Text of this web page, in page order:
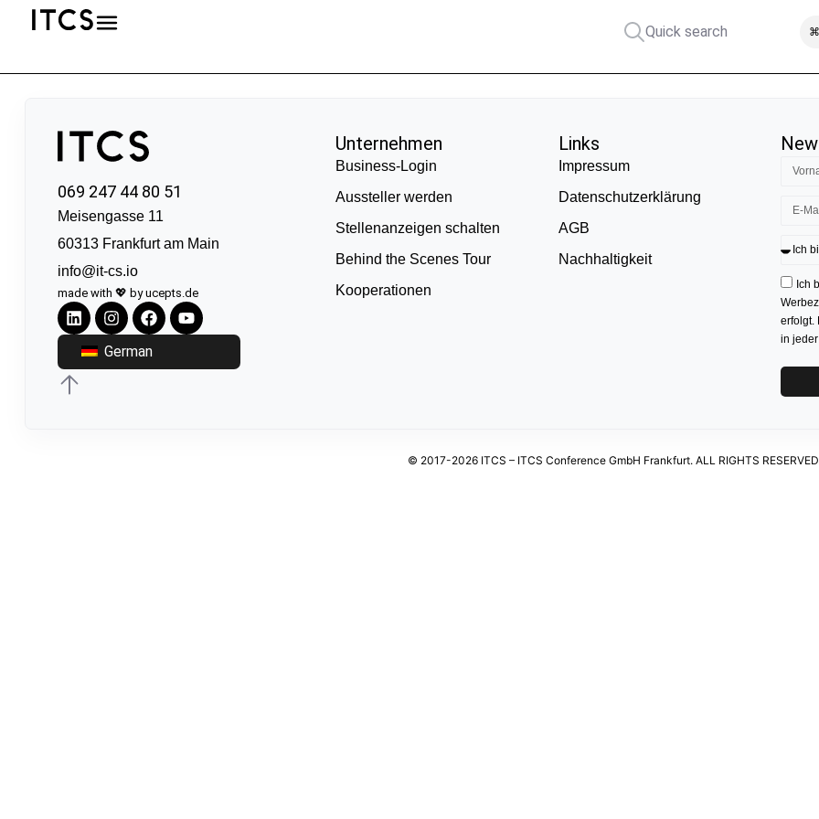
Quick search
069 247 44 80 51
Meisengasse 11
60313 Frankfurt am Main
info@it-cs.io
made with 💖 by ucepts.de
German
Unternehmen
Business-Login
Aussteller werden
Stellenanzeigen schalten
Behind the Scenes Tour
Kooperationen
Links
Impressum
Datenschutzerklärung
AGB
Nachhaltigkeit
Ich
erfolgt.
in
© 2017-2026 ITCS – ITCS Conference GmbH Frankfurt. ALL RIGHTS